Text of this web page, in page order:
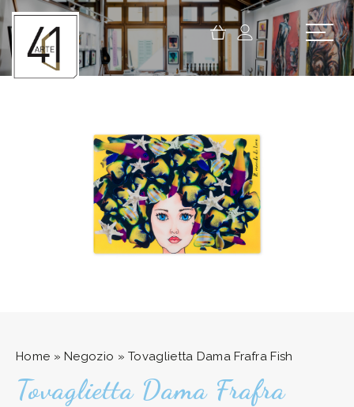
Home »Negozio »Tovaglietta Dama Frafra Fish
Tovaglietta Dama Frafra